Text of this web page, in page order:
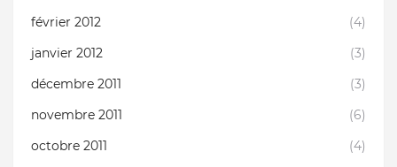
février 2012
(4)
janvier 2012
(3)
décembre 2011
(3)
novembre 2011
(6)
octobre 2011
(4)